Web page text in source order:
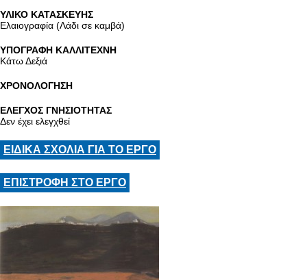
ΥΛΙΚΟ ΚΑΤΑΣΚΕΥΗΣ
Ελαιογραφία (Λάδι σε καμβά)
ΥΠΟΓΡΑΦΗ ΚΑΛΛΙΤΕΧΝΗ
Κάτω Δεξιά
ΧΡΟΝΟΛΟΓΗΣΗ
ΕΛΕΓΧΟΣ ΓΝΗΣΙΟΤΗΤΑΣ
Δεν έχει ελεγχθεί
ΕΙΔΙΚΑ ΣΧΟΛΙΑ ΓΙΑ ΤΟ ΕΡΓΟ
ΕΠΙΣΤΡΟΦΗ ΣΤΟ ΕΡΓΟ